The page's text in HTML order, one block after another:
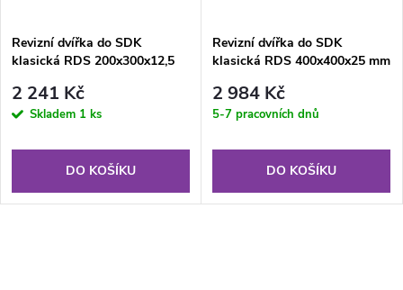
Revizní dvířka do SDK
klasická RDS 200x300x12,5
2 241 Kč
Skladem 1 ks
DO KOŠÍKU
Revizní dvířka do SDK
klasická RDS 400x400x25 mm
2 984 Kč
5-7 pracovních dnů
DO KOŠÍKU